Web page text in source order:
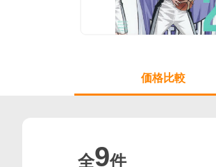
価格比較
全9件